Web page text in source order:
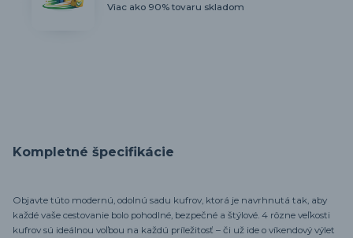
Viac ako 90% tovaru skladom
Kompletné špecifikácie
Objavte túto modernú, odolnú sadu kufrov, ktorá je navrhnutá tak, aby
každé vaše cestovanie bolo pohodlné, bezpečné a štýlové. 4 rôzne veľkosti
kufrov sú ideálnou voľbou na každú príležitosť – či už ide o víkendový výlet